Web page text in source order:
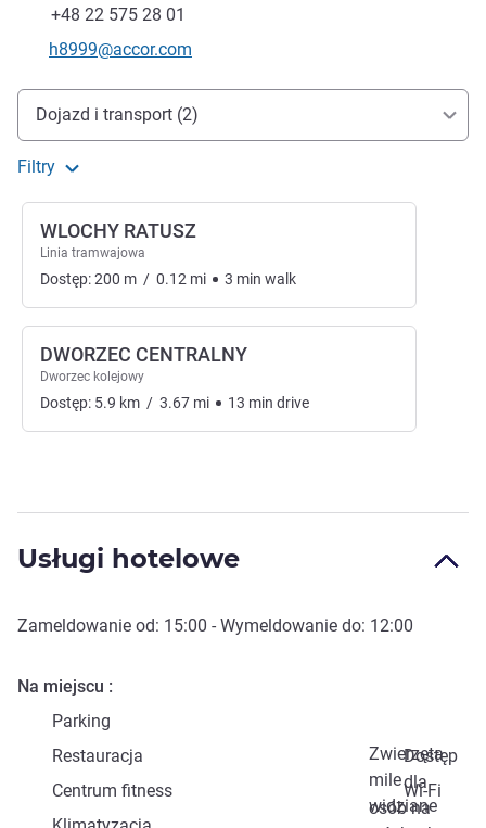
Faks
+48 22 575 28 01
Kontaktowy adres e-mail
h8999@accor.com
Dojazd i transport
Dojazd i transport (2)
Filtry
WLOCHY RATUSZ
Linia tramwajowa
Dostęp:200 m / 0.12 mi 3 min walk
DWORZEC CENTRALNY
Dworzec kolejowy
Dostęp: 5.9 km / 3.67 mi 13 min drive
Usługi hotelowe
Zameldowanie od: 15:00 - Wymeldowanie do: 12:00
Na miejscu
Parking
Zwierzęta
mile
widziane
Restauracja
Dostęp
dla
osób na
Centrum fitness
Wi-Fi